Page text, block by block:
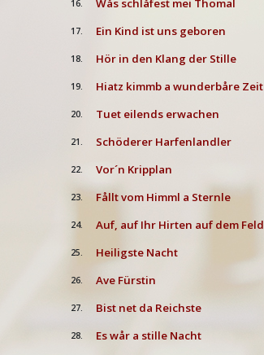
16. Wås schlåfest mei Thomal
17. Ein Kind ist uns geboren
18. Hör in den Klang der Stille
19. Hiatz kimmb a wunderbåre Zeit
20. Tuet eilends erwachen
21. Schöderer Harfenlandler
22. Vor´n Kripplan
23. Fållt vom Himml a Sternle
24. Auf, auf Ihr Hirten auf dem Feld
25. Heiligste Nacht
26. Ave Fürstin
27. Bist net da Reichste
28. Es wår a stille Nacht